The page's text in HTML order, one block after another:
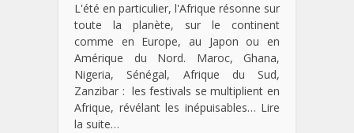
L'été en particulier, l'Afrique résonne sur
toute la planète, sur le continent
comme en Europe, au Japon ou en
Amérique du Nord. Maroc, Ghana,
Nigeria, Sénégal, Afrique du Sud,
Zanzibar : les festivals se multiplient en
Afrique, révélant les inépuisables… Lire
la suite…